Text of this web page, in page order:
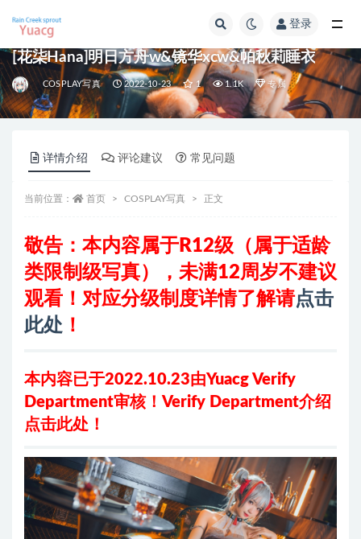
登录
[花柒Hana]明日方舟w&镜华xcw&帕秋莉睡衣
COSPLAY写真 2022-10-23 1 1.1K 专属
详情介绍 评论建议 常见问题
当前位置： 首页 COSPLAY写真 正文
敬告：本内容属于R12级（属于适龄
类限制级写真）
， 未满12周岁不建议
观看 ！对应分级制度详情了解请点击
此处 ！
本内容已于2022.10.23由Yuacg Verify
Department审核！ Verify Department介绍
点击此处 ！